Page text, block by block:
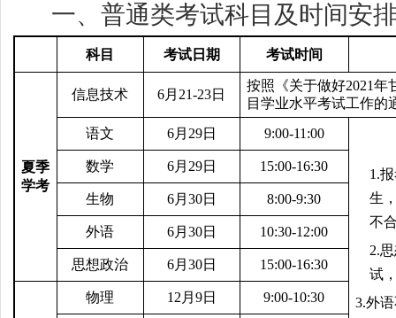
一、普通类考试科目及时间安
科目 考试日期 考试时间
夏季
学考
信息技术 6月21-23日
按照《关于做好2021年
目学业水平考试工作的
语文
6月29日 9:00-11:00
1.
生
不
2.
试
3.外
数学 6月29日 15:00-16:30
生物 6月30日 8:00-9:30
外语 6月30日 10:30-12:00
思想政治 6月30日 15:00-16:30
物理 12 月9日 9:00-10:30